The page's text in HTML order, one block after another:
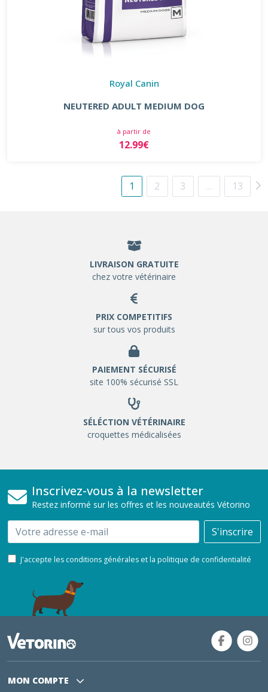
Royal Canin
NEUTERED ADULT MEDIUM DOG
à partir de
12.99€
1 2 3 … 13
LIVRAISON GRATUITE
chez votre vétérinaire
PRIX COMPETITIFS
sur tous vos produits
PAIEMENT SÉCURISÉ
site 100% sécurisé SSL
SÉLÉCTION VÉTÉRINAIRE
croquettes médicalisées
Inscrivez-vous à la newsletter
Restez informé sur les offres et les nouveautés Vétorino
Email S'inscrire
J'accepte les conditions générales et la politique de confidentialité
MON COMPTE